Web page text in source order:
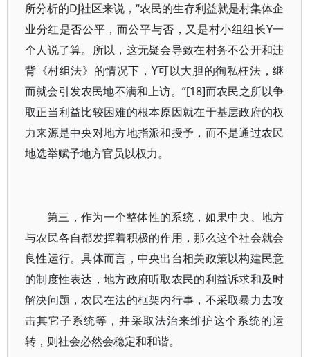
所分析的DJ社区来说，“农民的生存利益就是村集体企
业分红是否公平，而公平与否，又是村小组组长Y一
个人说了算。所以，这无疑会导致在村务不公开和违
背《村组法》的情况下，Y可以大胆的徇私枉法，继
而就会引发农民地不满和上访。”[18]而农民之所以争
取正当利益比较困难的根本原因就在于基层政府的权
力来源是中央对地方地指派和授予，而不是通过农民
地选举赋予地方官员以权力。
第三，作为一个整体性的系统，如果中央、地方
与农民各自都发挥着积极的作用，那么这个社会就会
良性运行。具体而言，中央出台相关政策以构建民意
的制度性表达，地方政府听取农民的利益诉求和及时
解决问题，农民在法的框架内行事，不采取暴力去攻
击其它子系统等，并采取法治来维护这个系统的运
转，则社会必然会稳定和和谐。